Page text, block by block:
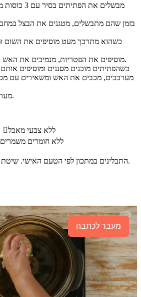
מוסיפים את הפטריות, מנמיכים את האש ומכסים ל- 5 דקות.
מערבבים ומגישים חם.
ללא צבעי מאכל
ללא חומרים משמרים
התבלינים במתכון לפי הטעם האישי. שיטת ההכנה כוללת גם טיגון.
מעבר לכתבה